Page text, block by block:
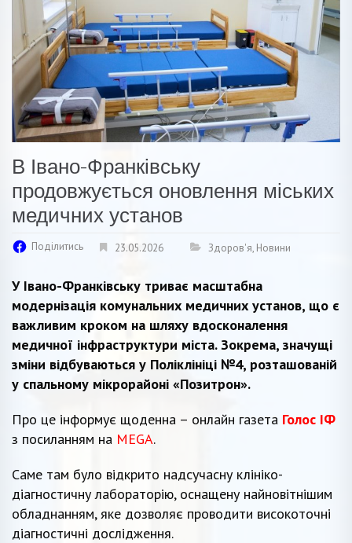
В Івано-Франківську
продовжується оновлення міських
медичних установ
Поділитись 23.05.2026 Здоров'я, Новини
У Івано-Франківську триває масштабна
модернізація комунальних медичних установ, що є
важливим кроком на шляху вдосконалення
медичної інфраструктури міста. Зокрема, значущі
зміни відбуваються у Поліклініці №4, розташованій
у спальному мікрорайоні «Позитрон».
Про це інформує щоденна – онлайн газета Голос ІФ
з посиланням на MEGA.
Саме там було відкрито надсучасну клініко-
діагностичну лабораторію, оснащену найновітнішим
обладнанням, яке дозволяє проводити високоточні
діагностичні дослідження.